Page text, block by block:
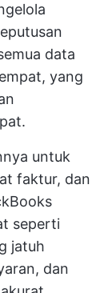
data
yang
untuk
faktur, dan
seperti
jatuh
dan